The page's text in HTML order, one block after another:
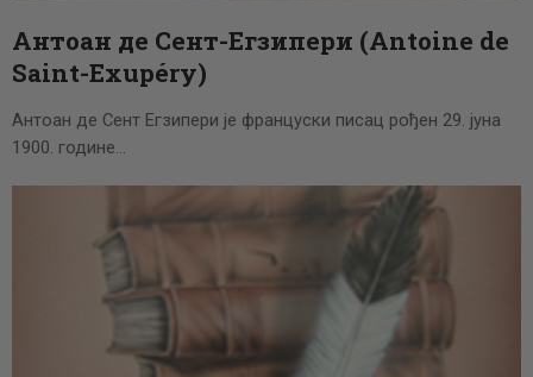
Антоан де Сент-Егзипери (Antoine de
Saint-Exupéry)
Антоан де Сент Егзипери је француски писац рођен 29. јуна
1900. године…